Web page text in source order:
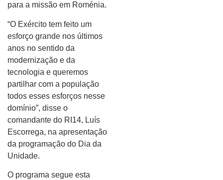
para a missão em Roménia.
“O Exército tem feito um
esforço grande nos últimos
anos no sentido da
modernização e da
tecnologia e queremos
partilhar com a população
todos esses esforços nesse
domínio”, disse o
comandante do RI14, Luís
Escorrega, na apresentação
da programação do Dia da
Unidade.
O programa segue esta